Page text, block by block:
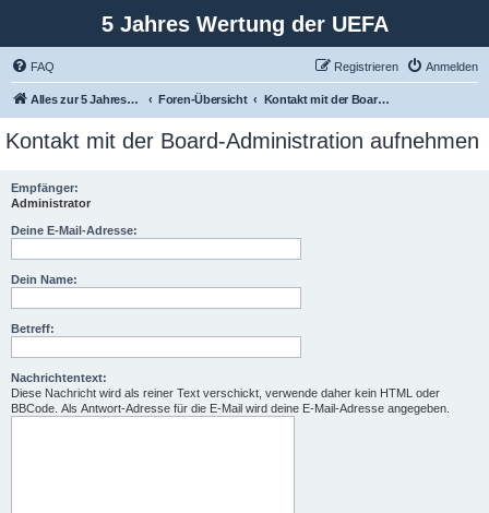
5 Jahres Wertung der UEFA
FAQ Anmelden
Registrieren
Alles zur 5 Jahreswertung / Tabelle der UEFA mit vielen Statistiken. Foren-Übersicht Kontakt mit der Board-Administration aufnehmen
Kontakt mit der Board-Administration aufnehmen
Empfänger:
Administrator
Deine E-Mail-Adresse:
Dein Name:
Betreff:
Nachrichtentext:
Diese Nachricht wird als reiner Text verschickt, verwende daher kein HTML oder
BBCode. Als Antwort-Adresse für die E-Mail wird deine E-Mail-Adresse angegeben.